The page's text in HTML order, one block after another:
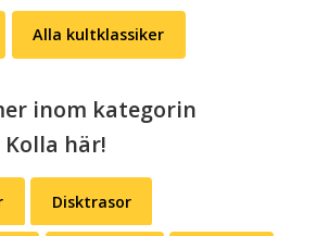
Alla kultklassiker
inom kategorin
Kolla här!
Disktrasor